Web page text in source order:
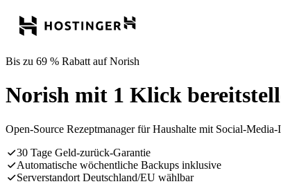
Bis zu 69 % Rabatt auf Norish
Norish mit 1 Klick
Open-Source Rezeptmanager für Haushalte mit Social-
30 Tage Geld-zurück-Garantie
Automatische wöchentliche Backups inklusive
Serverstandort Deutschland/EU wählbar